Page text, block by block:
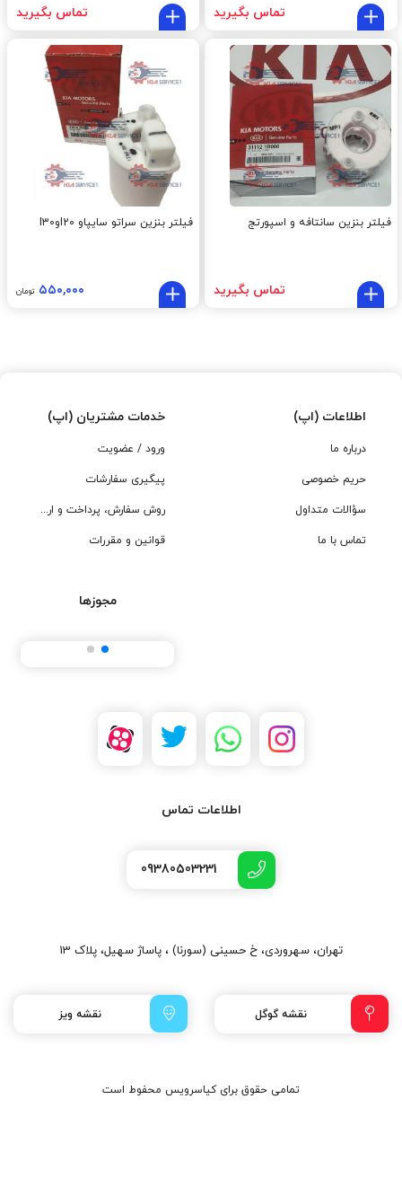
تماس بگیرید تماس بگیرید
فیلتر بنزین سانتافه و اسپورتج
تماس بگیرید
فیلتر بنزین سراتو سایپاو I20وI30
۵۵۰,۰۰۰ تومان
اطلاعات (اپ)
درباره ما
حریم خصوصی
سؤالات متداول
تماس با ما
خدمات مشتریان (اپ)
ورود / عضویت
پیگیری سفارشات
روش سفارش، پرداخت و ارسال
قوانین و مقررات
مجوزها
اطلاعات تماس
09380503231
تهران، سهروردی، خ حسینی (سورنا) ، پاساژ سهیل، پلاک 13
نقشه گوگل نقشه ویز
تمامی حقوق برای کیاسرویس محفوط است